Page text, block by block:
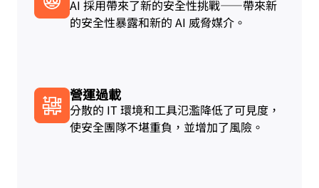
AI 採用帶來了新的安全性挑戰——帶來新
的安全性暴露和新的 AI 威脅媒介。
營運過載
分散的 IT 環境和工具氾濫降低了可見度，
使安全團隊不堪重負，並增加了風險。